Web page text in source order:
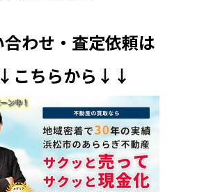
合わせ・査定依頼は
こちらから↓↓